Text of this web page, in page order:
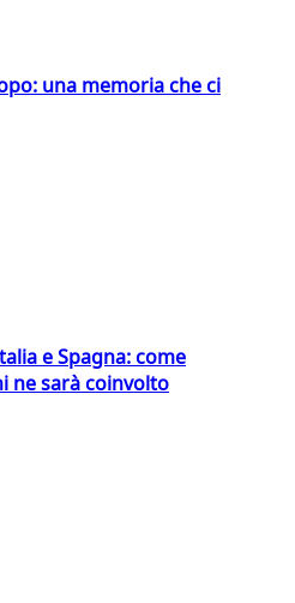
una memoria che ci
e Spagna: come
ne sarà coinvolto